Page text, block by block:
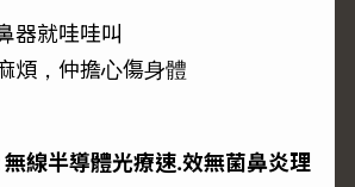
器就哇哇叫
煩，仲擔心傷身體
線半導體光療速.效無菌鼻炎理